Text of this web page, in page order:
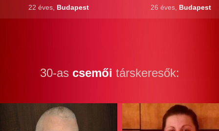
22 éves, Budapest
26 éves, Budapest
30-as csemői társkeresők: